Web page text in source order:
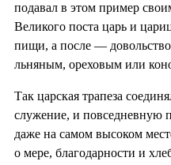
подавал в этом пример
Великого поста царь и
пищи, а после —
льняным, ореховым или
Так царская трапеза
служение, и повседневную
даже на самом высоком
о мере, благодарности и